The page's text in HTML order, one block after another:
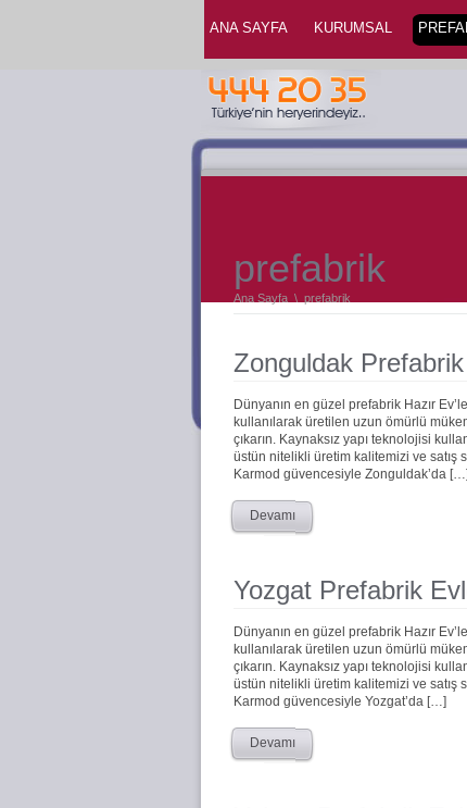
ANA SAYFA KURUMSAL
prefabrik
Ana Sayfa \ prefabrik
Zonguldak
Dünyanın en güzel prefabrik Hazır
kullanılarak üretilen uzun ömürlü
çıkarın. Kaynaksız yapı teknolojisi
üstün nitelikli üretim kalitemizi ve satış
Karmod güvencesiyle Zonguldak’da
Devamı
Yozgat Prefabrik
Dünyanın en güzel prefabrik Hazır
kullanılarak üretilen uzun ömürlü
çıkarın. Kaynaksız yapı teknolojisi
üstün nitelikli üretim kalitemizi ve satış
Karmod güvencesiyle Yozgat’da […]
Devamı